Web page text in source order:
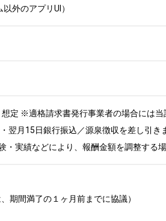
外のアプリUI）
想定 ※適格請求書発行事業者の場合には
翌月15日銀行振込／源泉徴収を差し引
・実績などにより、報酬金額を調整する
期間満了の１ヶ月前までに協議）